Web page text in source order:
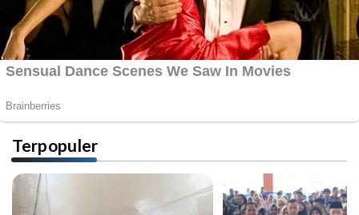
Terpopuler